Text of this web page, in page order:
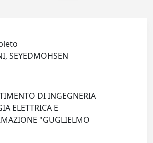
SEYEDMOHSEN
DI INGEGNERIA
ELETTRICA E
"GUGLIELMO